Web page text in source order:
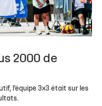
2000 de
l’équipe 3x3 était sur les